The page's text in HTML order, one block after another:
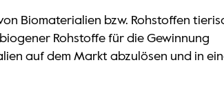
Biomaterialien bzw. Rohstoffen
Rohstoffe für die Gewinnung
auf dem Markt abzulösen und in